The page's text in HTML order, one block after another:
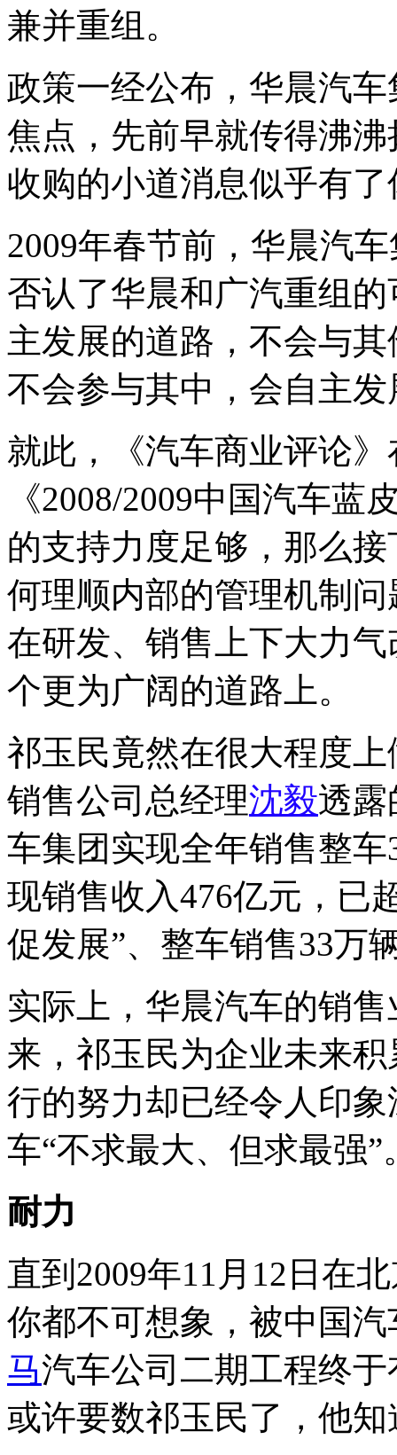
兼并重组。
政策一经公布，华晨汽
焦点，先前早就传得沸
收购的小道消息似乎有了
2009年春节前，华晨汽
否认了华晨和广汽重组
主发展的道路，不会与
不会参与其中，会自主发
就此，《汽车商业评论
《2008/2009中国汽车
的支持力度足够，那么
何理顺内部的管理机制
在研发、销售上下大力
个更为广阔的道路上。
祁玉民竟然在很大程度
销售公司总经理沈毅透露
车集团实现全年销售整
现销售收入476亿元，已
促发展”、整车销售33万
实际上，华晨汽车的销
来，祁玉民为企业未来
行的努力却已经令人印
车“不求最大、但求最强”
耐力
直到2009年11月12日在
你都不可想象，被中国
马汽车公司二期工程终
或许要数祁玉民了，他